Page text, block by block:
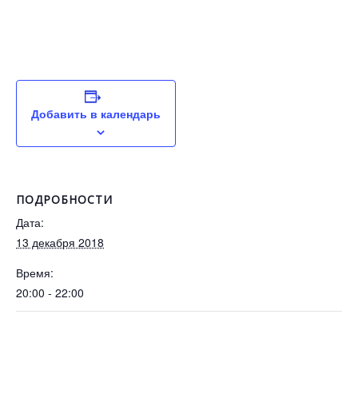
Добавить в календарь
ПОДРОБНОСТИ
Дата:
13 декабря 2018
Время:
20:00 - 22:00